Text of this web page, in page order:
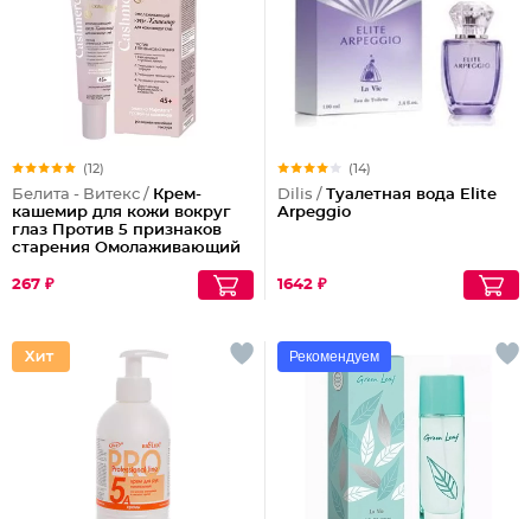
(12)
Белита - Витекс / Крем-
кашемир для кожи вокруг
глаз Против 5 признаков
старения Омолаживающий
267 ₽
(14)
Dilis / Туалетная вода Elite
Arpeggio
1642 ₽
Рекомендуем